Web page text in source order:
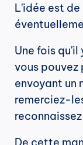
L'idée est de
Une fois
vous pouvez
envoyant un
remerciez-